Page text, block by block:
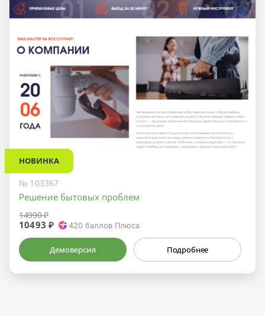
НОВИНКА
№ 103367
Решение бытовых проблем
14990 ₽
10493 ₽ 420 баллов Плюса
Демоверсия Подробнее